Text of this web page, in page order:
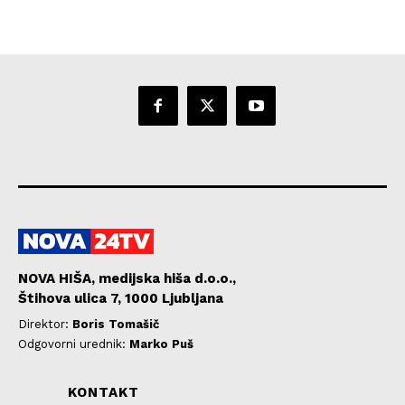
NOVA HIŠA, medijska hiša d.o.o.,
Štihova ulica 7, 1000 Ljubljana
Direktor: Boris Tomašič
Odgovorni urednik: Marko Puš
KONTAKT